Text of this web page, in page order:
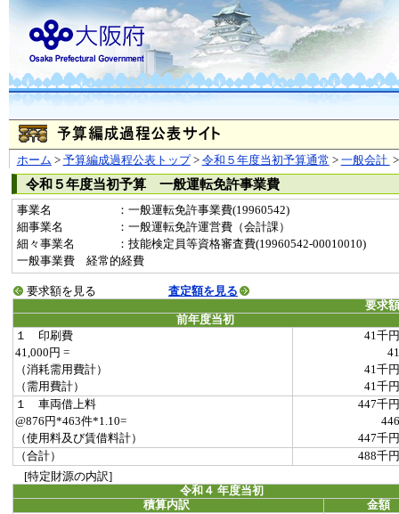
ホーム > 予算編成過程公表トップ> 令和５年度当初予算通常 > 一般会計
令和５年度当初予算 一般運転免許事業費
事業名
：一般運転免許事業費(19960542)
細事業名
：一般運転免許運営費（会計課）
細々事業名
：技能検定員等資格審査費(19960542-00010010)
一般事業費 経常的経費
要求額を見る
査定額を見る
要求
前年度当初
１ 印刷費
41千円
41,000円 =
41
（消耗需用費計）
41千円
（需用費計）
41千円
１ 車両借上料
447千円
@876円*463件*1.10=
446
（使用料及び賃借料計）
447千円
（合計）
488千円
[特定財源の内訳]
令和４ 年度当初
積算内訳
金額